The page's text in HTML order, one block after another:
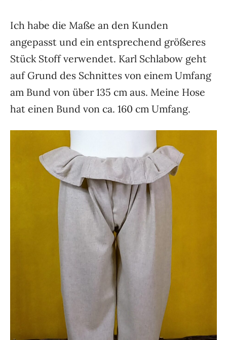
Ich habe die Maße an den Kunden
angepasst und ein entsprechend größeres
Stück Stoff verwendet. Karl Schlabow geht
auf Grund des Schnittes von einem Umfang
am Bund von über 135 cm aus. Meine Hose
hat einen Bund von ca. 160 cm Umfang.